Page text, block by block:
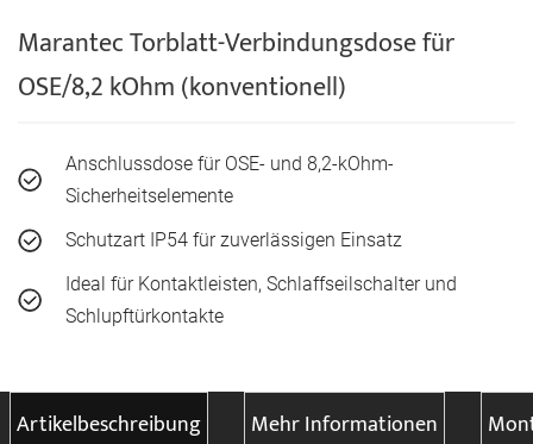
Marantec Torblatt-Verbindungsdose für
OSE/8,2 kOhm (konventionell)
Anschlussdose für OSE- und 8,2-kOhm-
Sicherheitselemente
Schutzart IP54 für zuverlässigen Einsatz
Ideal für Kontaktleisten, Schlaffseilschalter und
Schlupftürkontakte
Artikelbeschreibung Mehr Informationen